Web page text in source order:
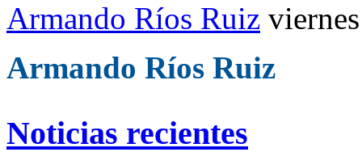
Armando Ríos Ruiz
Armando Ríos Ruiz
Noticias recientes